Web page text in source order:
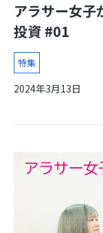
アラサー女子
投資 #01
特集
2024年3月13日